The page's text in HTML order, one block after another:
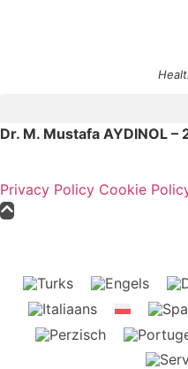
Dr. M. Mustafa AYDINOL –
Privacy Policy Cookie